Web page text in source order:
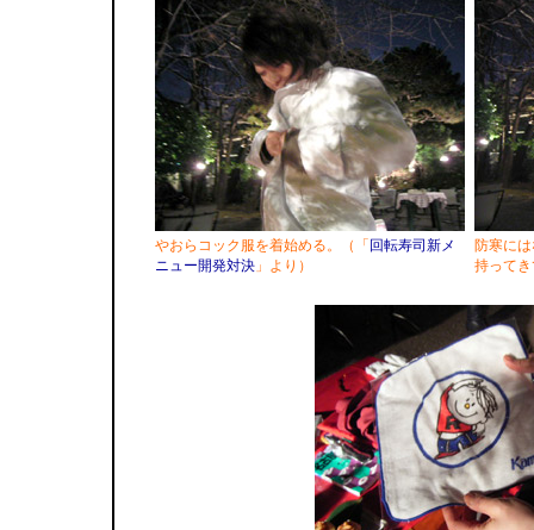
やおらコック服を着始める。（「 回転寿司新メ
ニュー開発対決」より）
防寒に
持って